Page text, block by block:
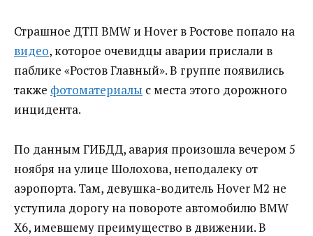
Страшное ДТП BMW и Hover в Ростове попало на
видео, которое очевидцы аварии прислали в
паблике «Ростов Главный». В группе появились
также фотоматериалы с места этого дорожного
инцидента.
По данным ГИБДД, авария произошла вечером 5
ноября на улице Шолохова, неподалеку от
аэропорта. Там, девушка-водитель Hover M2 не
уступила дорогу на повороте автомобилю BMW
X6, имевшему преимущество в движении. В